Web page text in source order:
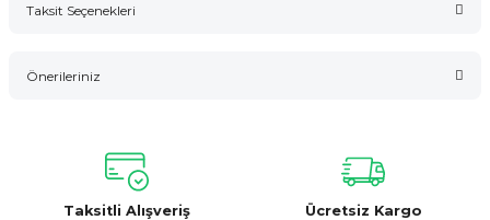
Taksit Seçenekleri
Önerileriniz
konularda yetersiz gördüğünüz noktaları öneri formunu
kullanarak tarafımıza iletebilirsiniz.
Görüş ve önerileriniz için teşekkür ederiz.
Taksitli Alışveriş
Ücretsiz Kargo